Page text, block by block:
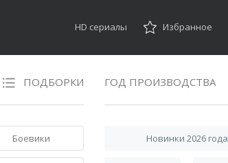
HD сериалы Избранное
ПОДБОРКИ
Боевики
ГОД ПРОИЗВОДСТВА
Новинки 2026 года